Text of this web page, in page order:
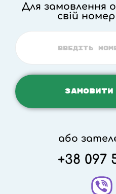
Для замовлення
свій
або
+38 097